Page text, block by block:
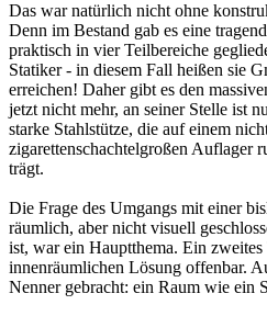
Das war natürlich nicht ohne
Denn im Bestand gab es eine
praktisch in vier Teilbereiche
Statiker - in diesem Fall heißen sie
erreichen! Daher gibt es den
jetzt nicht mehr, an seiner Stelle ist
starke Stahlstütze, die auf einem
zigarettenschachtelgroßen Auflager
trägt.
Die Frage des Umgangs mit einer
räumlich, aber nicht visuell
ist, war ein Hauptthema. Ein
innenräumlichen Lösung offenbar.
Nenner gebracht: ein Raum wie ein